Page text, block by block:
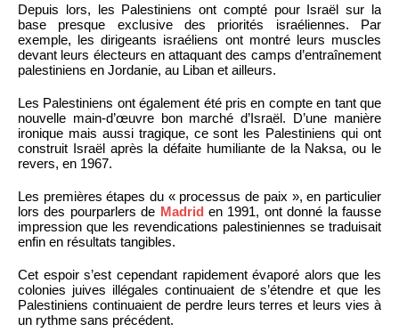
Depuis lors, les Palestiniens ont compté pour Israël sur la
base presque exclusive des priorités israéliennes. Par
exemple, les dirigeants israéliens ont montré leurs muscles
devant leurs électeurs en attaquant des camps d’entraînement
palestiniens en Jordanie, au Liban et ailleurs.
Les Palestiniens ont également été pris en compte en tant que
nouvelle main-d’œuvre bon marché d’Israël. D’une manière
ironique mais aussi tragique, ce sont les Palestiniens qui ont
construit Israël après la défaite humiliante de la Naksa, ou le
revers, en 1967.
Les premières étapes du « processus de paix », en particulier
lors des pourparlers de Madrid en 1991, ont donné la fausse
impression que les revendications palestiniennes se traduisait
enfin en résultats tangibles.
Cet espoir s’est cependant rapidement évaporé alors que les
colonies juives illégales continuaient de s’étendre et que les
Palestiniens continuaient de perdre leurs terres et leurs vies à
un rythme sans précédent.